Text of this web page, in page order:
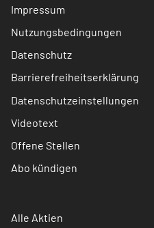
Impressum
Nutzungsbedingungen
Datenschutz
Barrierefreiheitserklärung
Datenschutzeinstellungen
Videotext
Offene Stellen
Abo kündigen
Alle Aktien